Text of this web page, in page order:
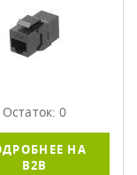
Остаток: 0
НА
B2B